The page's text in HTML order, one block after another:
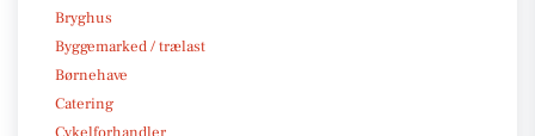
Bryghus
Byggemarked / trælast
Børnehave
Catering
Cykelforhandler